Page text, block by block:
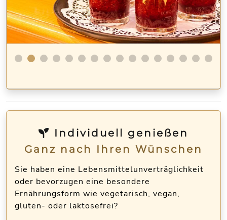
Individuell genießen
Ganz nach Ihren Wünschen
Sie haben eine Lebensmittelunverträglichkeit
oder bevorzugen eine besondere
Ernährungsform wie vegetarisch, vegan,
gluten- oder laktosefrei?